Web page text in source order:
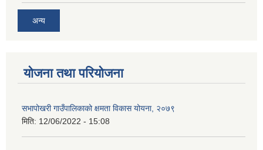
अन्य
योजना तथा परियोजना
सभापोखरी गाउँपालिकाको क्षमता विकास योयना, २०७९
मिति: 12/06/2022 - 15:08